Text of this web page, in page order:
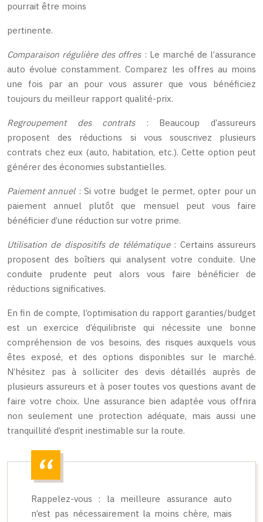
pourrait être moins
pertinente.
Comparaison régulière des offres : Le marché de l’assurance
auto évolue constamment. Comparez les offres au moins
une fois par an pour vous assurer que vous bénéficiez
toujours du meilleur rapport qualité-prix.
Regroupement des contrats
: Beaucoup d’assureurs
proposent des réductions si vous souscrivez plusieurs
contrats chez eux (auto, habitation, etc.). Cette option peut
générer des économies substantielles.
Paiement annuel : Si votre budget le permet, opter pour un
paiement annuel plutôt que mensuel peut vous faire
bénéficier d’une réduction sur votre prime.
Utilisation de dispositifs de télématique : Certains assureurs
proposent des boîtiers qui analysent votre conduite. Une
conduite prudente peut alors vous faire bénéficier de
réductions significatives.
En fin de compte, l’optimisation du rapport garanties/budget
est un exercice d’équilibriste qui nécessite une bonne
compréhension de vos besoins, des risques auxquels vous
êtes exposé, et des options disponibles sur le marché.
N’hésitez pas à solliciter des devis détaillés auprès de
plusieurs assureurs et à poser toutes vos questions avant de
faire votre choix. Une assurance bien adaptée vous offrira
non seulement une protection adéquate, mais aussi une
tranquillité d’esprit inestimable sur la route.
Rappelez-vous : la meilleure assurance auto
n’est pas nécessairement la moins chère, mais